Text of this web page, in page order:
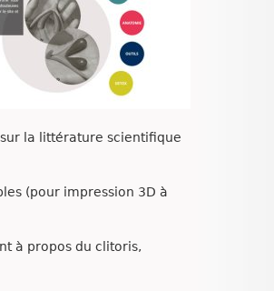
la littérature scientifique
(pour impression 3D à
à propos du clitoris,